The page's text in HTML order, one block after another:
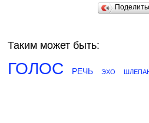
Таким может быть:
ГОЛОС РЕЧЬ ЭХО